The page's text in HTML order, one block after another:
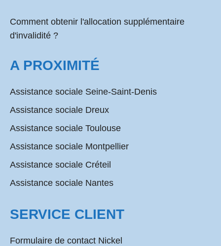
Comment obtenir l'allocation supplémentaire
d'invalidité ?
A PROXIMITÉ
Assistance sociale Seine-Saint-Denis
Assistance sociale Dreux
Assistance sociale Toulouse
Assistance sociale Montpellier
Assistance sociale Créteil
Assistance sociale Nantes
SERVICE CLIENT
Formulaire de contact Nickel